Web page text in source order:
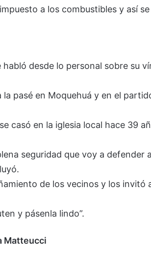
a los combustibles y así
desde lo personal sobre su
pasé en Moquehuá y en el
casó en la iglesia local hace 39
seguridad que voy a defender
de los vecinos y los invitó
y pásenla lindo”.
Matteucci